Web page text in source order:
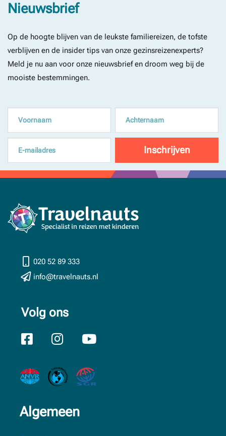
Nieuwsbrief
Op de hoogte blijven van de leukste familiereizen, de tofste
verblijven en de insider tips van onze gezinsreizenexperts?
Meld je nu aan voor onze nieuwsbrief en droom weg bij de
mooiste bestemmingen.
020 52 89 333
info@travelnauts.nl
Volg ons
Algemeen